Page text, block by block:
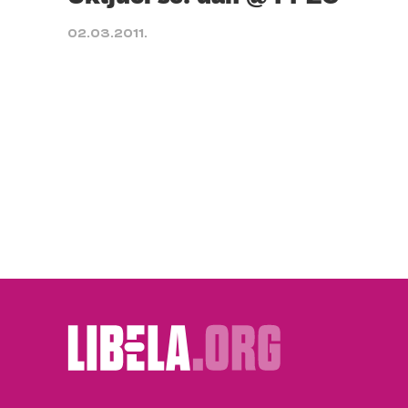
02.03.2011.